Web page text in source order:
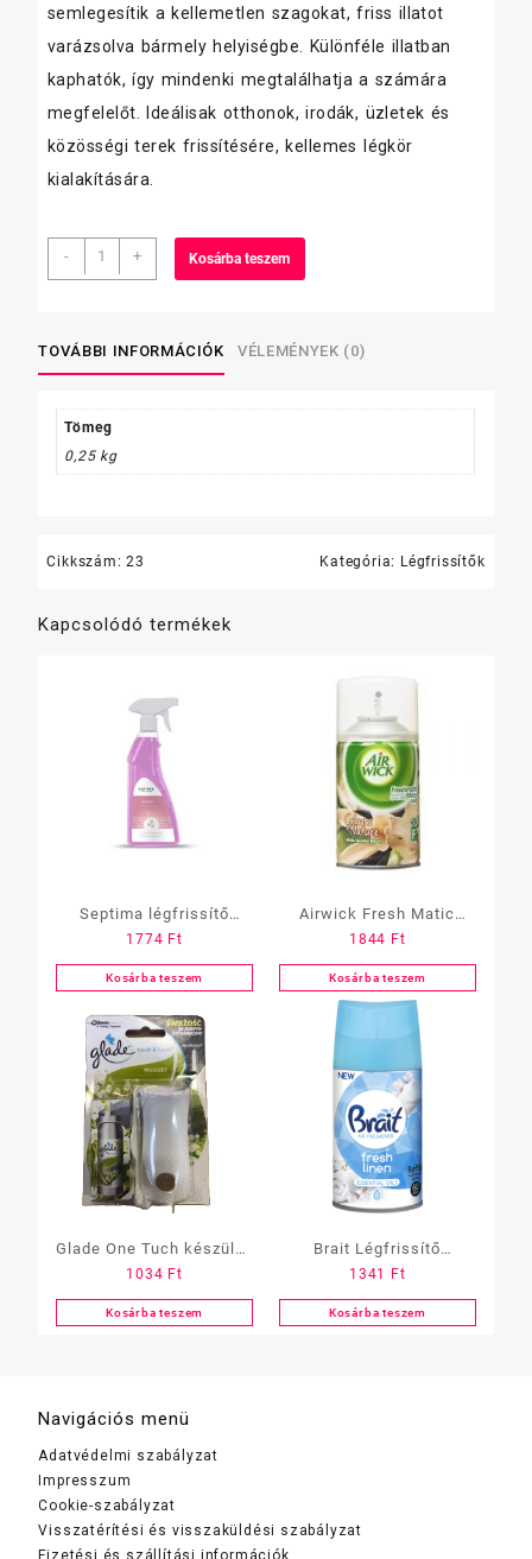
semlegesítik a kellemetlen szagokat, friss illatot
varázsolva bármely helyiségbe. Különféle illatban
kaphatók, így mindenki megtalálhatja a számára
megfelelőt. Ideálisak otthonok, irodák, üzletek és
közösségi terek frissítésére, kellemes légkör
kialakítására.
-
Airwick
FreshMatic
ut.
250
többféle
mennyiség
+ Kosárba teszem
TOVÁBBI INFORMÁCIÓK VÉLEMÉNYEK (0)
Tömeg
0,25 kg
Cikkszám:23 Kategória: Légfrissítők
Kapcsolódó termékek
Septima légfrissítő
szórófejes, Fehér Liliom
illattal 0,5 L Fresh
1774 Ft
Kosárba teszem
Airwick Fresh Matic
utántöltő 250ml-es
többféle
1844 Ft
Kosárba teszem
Glade One Tuch készülék
+ utántöltő 10 ml
többféle
1034 Ft
Kosárba teszem
Brait Légfrissítő
Utántöltő 250ml többféle
1341 Ft
Kosárba teszem
Navigációs menü
Adatvédelmi szabályzat
Impresszum
Cookie-szabályzat
Visszatérítési és visszaküldési szabályzat
Fizetési és szállítási információk